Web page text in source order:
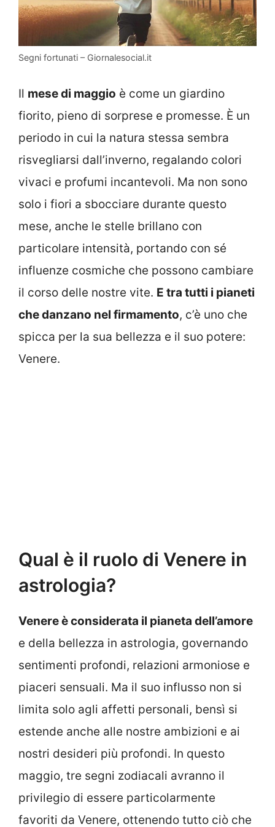
Segni fortunati – Giornalesocial.it
Il mese di maggio è come un giardino
fiorito, pieno di sorprese e promesse. È un
periodo in cui la natura stessa sembra
risvegliarsi dall’inverno, regalando colori
vivaci e profumi incantevoli. Ma non sono
solo i fiori a sbocciare durante questo
mese, anche le stelle brillano con
particolare intensità, portando con sé
influenze cosmiche che possono cambiare
il corso delle nostre vite. E tra tutti i pianeti
che danzano nel firmamento, c’è uno che
spicca per la sua bellezza e il suo potere:
Venere.
Qual è il ruolo di Venere in
astrologia?
Venere è considerata il pianeta dell’amore
e della bellezza in astrologia, governando
sentimenti profondi, relazioni armoniose e
piaceri sensuali. Ma il suo influsso non si
limita solo agli affetti personali, bensì si
estende anche alle nostre ambizioni e ai
nostri desideri più profondi. In questo
maggio, tre segni zodiacali avranno il
privilegio di essere particolarmente
favoriti da Venere, ottenendo tutto ciò che